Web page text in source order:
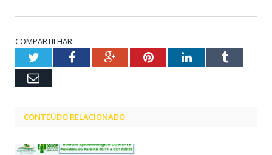
COMPARTILHAR:
TwitterFacebookGoogle+PinterestLinkedInTumblr
Email
CONTEÚDO RELACIONADO